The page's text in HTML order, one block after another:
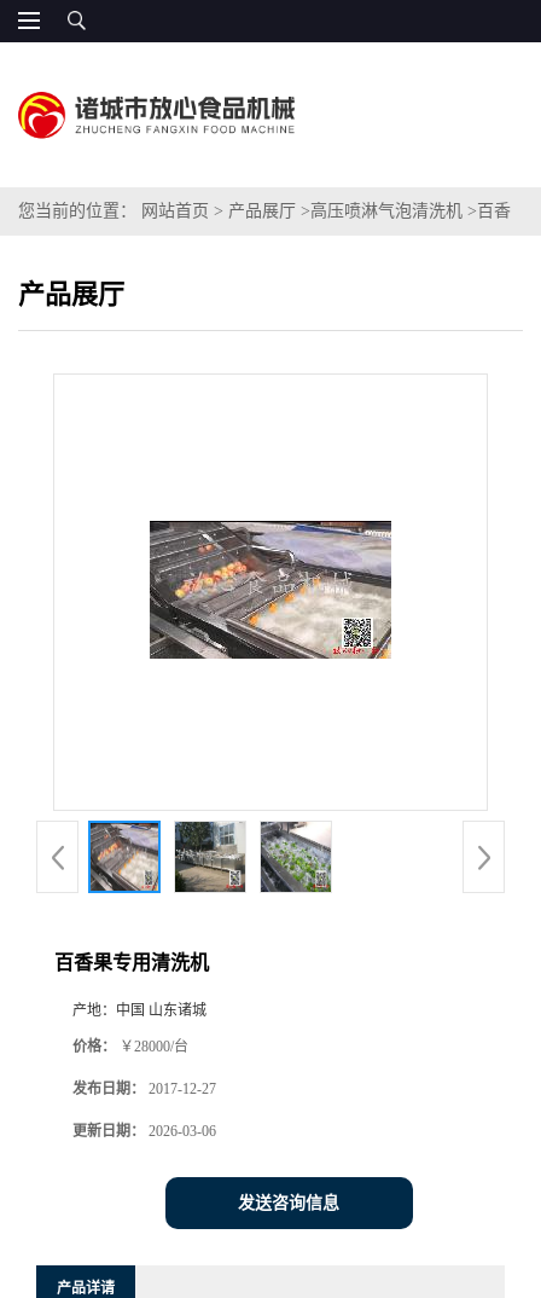
您当前的位置： 网站首页 > 产品展厅 >高压喷淋气泡清洗机 > 百香
产品展厅
百香果专用清洗机
产地： 中国 山东诸城
价格： ￥28000/台
发布日期： 2017-12-27
更新日期： 2026-03-06
发送咨询信息
产品详请